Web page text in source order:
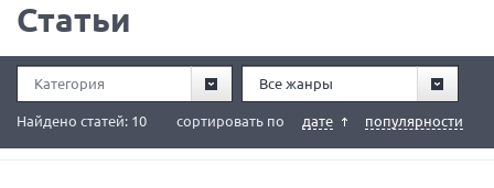
Статьи
Категория Все жанры
сортировать по дате популярности
Найдено статей: 10